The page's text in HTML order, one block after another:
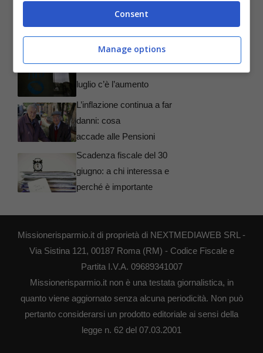
Passaporti, come devi
partire per le vacanze
luglio c’è l’aumento
L’inflazione continua a far
danni: cosa
accade alle Pensioni
Scadenza fiscale del 30
giugno: a chi interessa e
perché è importante
Missionerisparmio.it di proprietà di NEXTMEDIAWEB SRL -
Via Sistina 121, 00187 Roma (RM) - Codice Fiscale e
Partita I.V.A. 09689341007
Missionerisparmio.it non è una testata giornalistica, in
quanto viene aggiornato senza alcuna periodicità. Non può
pertanto considerarsi un prodotto editoriale ai sensi della
legge n. 62 del 07.03.2001
Consent
Manage options